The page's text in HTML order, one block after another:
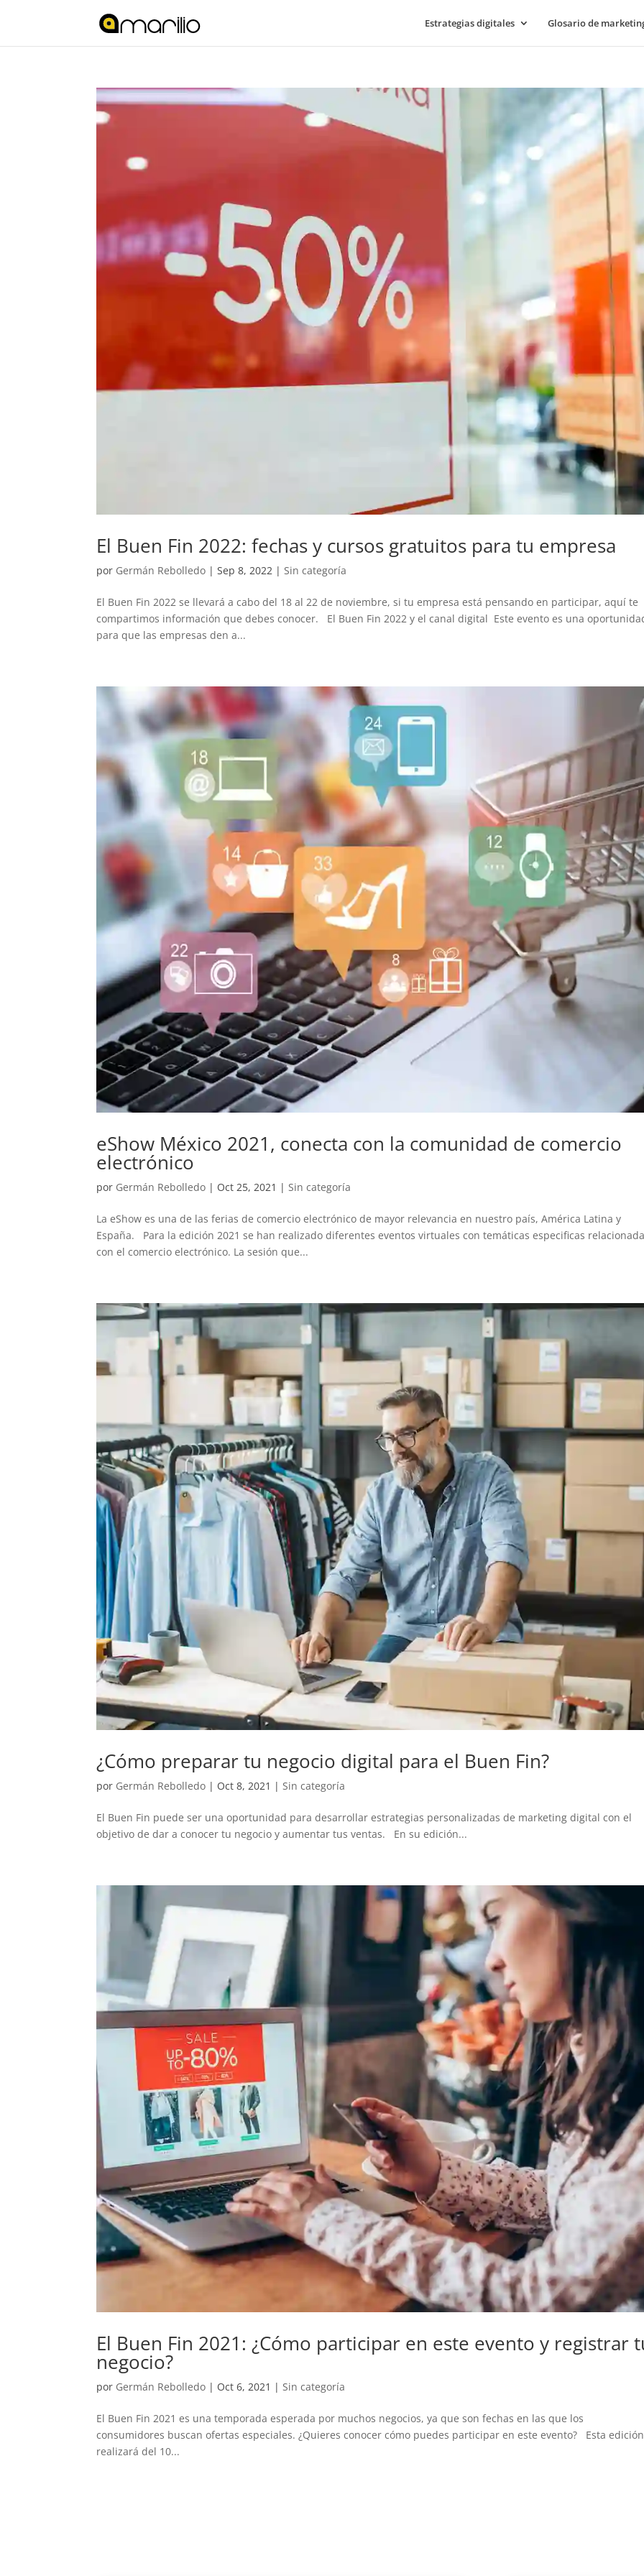
Estrategias digitales Glosario de
El Buen Fin 2022: fechas y cursos gratuitos para tu empresa
por Germán Rebolledo |Sep 8, 2022 | Sin categoría
El Buen Fin 2022 se llevará a cabo del 18 al 22 de noviembre, si tu empresa está pensando en participar, aquí te
compartimos información que debes conocer. El Buen Fin 2022 y el canal digital Este evento es una
para que las empresas den a...
eShow México 2021, conecta con la comunidad de comercio
electrónico
por Germán Rebolledo | Oct 25, 2021 |Sin categoría
La eShow es una de las ferias de comercio electrónico de mayor relevancia en nuestro país, América Latina y
España. Para la edición 2021 se han realizado diferentes eventos virtuales con temáticas especificas
con el comercio electrónico. La sesión que...
¿Cómo preparar tu negocio digital para el Buen Fin?
por Germán Rebolledo | Oct 8, 2021 |Sin categoría
El Buen Fin puede ser una oportunidad para desarrollar estrategias personalizadas de marketing digital con el
objetivo de dar a conocer tu negocio y aumentar tus ventas. En su edición...
El Buen Fin 2021: ¿Cómo participar en este evento y registrar
negocio?
por Germán Rebolledo | Oct 6, 2021 |Sin categoría
El Buen Fin 2021 es una temporada esperada por muchos negocios, ya que son fechas en las que los
consumidores buscan ofertas especiales. ¿Quieres conocer cómo puedes participar en este evento? Esta
realizará del 10...